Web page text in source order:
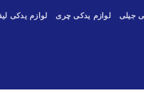
جیلی لوازم یدکی چری لوازم یدکی